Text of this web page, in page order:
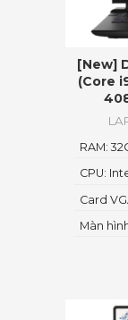
[New]
(Core
Màn
Card
CPU:
RAM: